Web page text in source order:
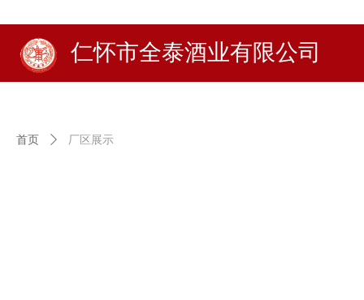
仁怀市全泰酒业有限公司
首页 ꄲ 厂区展示